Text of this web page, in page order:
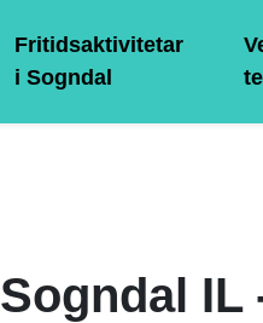
Fritidsaktivitetar
i Sogndal
Sogndal IL